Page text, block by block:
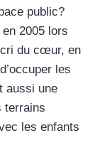
public?
2005 lors
cri du cœur, en
les
aussi une
terrains
les enfants